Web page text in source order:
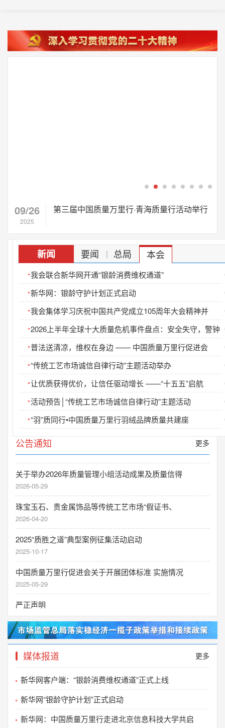
09/26
2025
第三届中国质量万里行·青海质量行活动举行
新闻 要闻 | 总局 本会
我会联合新华网开通“银龄消费维权通道”
新华网：银龄守护计划正式启动
我会集体学习庆祝中国共产党成立105周年大会精神并
2026上半年全球十大质量危机事件盘点：安全失守，警钟
普法送清凉，维权在身边 —— 中国质量万里行促进会
“传统工艺市场诚信自律行动”主题活动举办
让优质获得优价，让信任驱动增长 ——“十五五”启航
活动预告│“传统工艺市场诚信自律行动”主题活动
“羽”质同行•中国质量万里行羽绒品牌质量共建座
更多
公告通知
中国质量万里行促进会关于废止《中小学生校服分
2026-06-11
活动预告│“传统工艺市场诚信自律行动”主题
2026-06-09
关于举办2026年质量管理小组活动成果及质量信得
2026-05-29
珠宝玉石、贵金属饰品等传统工艺市场“假证书、
2026-04-20
2025“质胜之道”典型案例征集活动启动
2025-10-17
中国质量万里行促进会关于开展团体标准 实施情况
2025-05-29
严正声明
关于开展《卫浴行业空间焕新服务标准》 团体标准
2025-03-28
2025-03-21
中国质量万里行促进会关于组织开展 团体标准复审
2024-11-07
中国质量万里行促进会关于征集2023年质量法治优
关于举办全国市场监管部门执法办案应知应会培训
2022-12-02
2022-11-19
关于不法分子冒用我会名义 开展培训活动的声明和
2022-04-02
关于不法分子冒用我会名义开展活动的严正声明
2021-10-11
关于不法分子冒用我会专业委员会名义举办活动的
2021-07-21
关于不法分子冒用我会名义举办活动的严正声明
2021-06-02
更多
媒体报道
新华网客户端：“银龄消费维权通道”正式上线
新华网“银龄守护计划”正式启动
新华网：中国质量万里行走进北京信息科技大学共启